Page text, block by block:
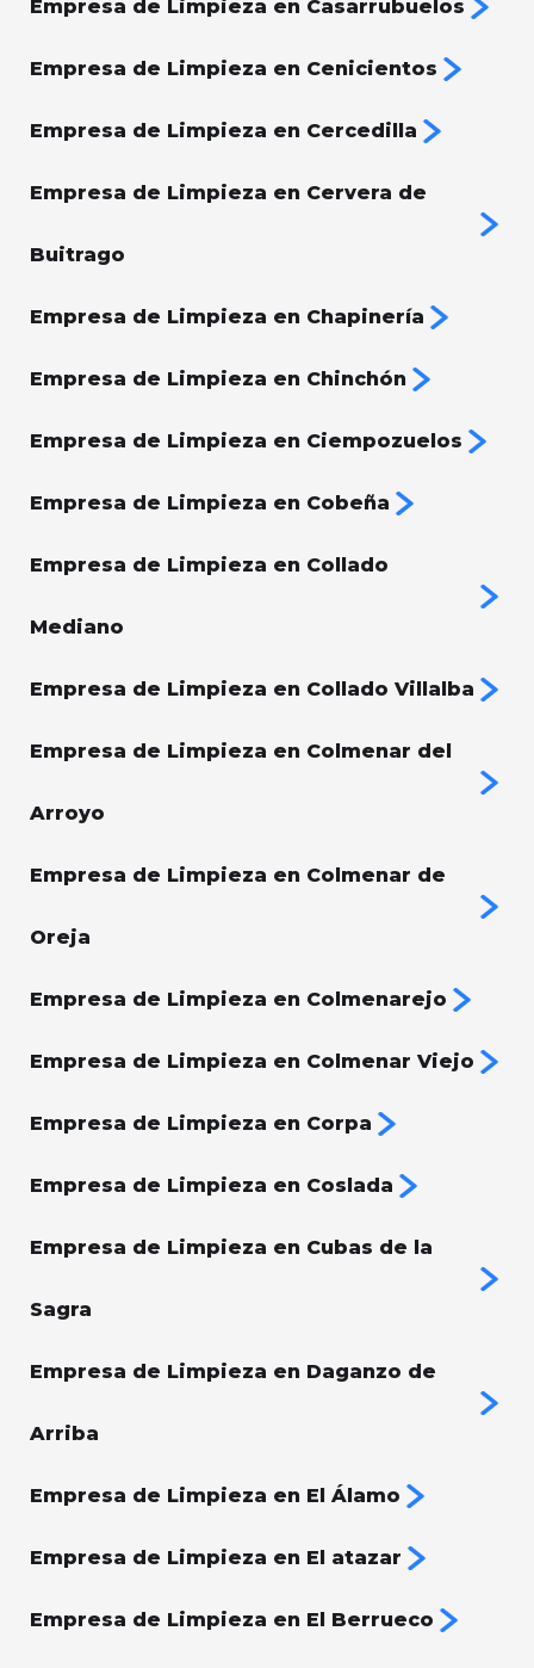
Empresa de Limpieza en Casarrubuelos
Empresa de Limpieza en Cenicientos
Empresa de Limpieza en Cercedilla
Empresa de Limpieza en Cervera de
Buitrago
Empresa de Limpieza en Chapinería
Empresa de Limpieza en Chinchón
Empresa de Limpieza en Ciempozuelos
Empresa de Limpieza en Cobeña
Empresa de Limpieza en Collado
Mediano
Empresa de Limpieza en Collado Villalba
Empresa de Limpieza en Colmenar del
Arroyo
Empresa de Limpieza en Colmenar de
Oreja
Empresa de Limpieza en Colmenarejo
Empresa de Limpieza en Colmenar Viejo
Empresa de Limpieza en Corpa
Empresa de Limpieza en Coslada
Empresa de Limpieza en Cubas de la
Sagra
Empresa de Limpieza en Daganzo de
Arriba
Empresa de Limpieza en El Álamo
Empresa de Limpieza en El atazar
Empresa de Limpieza en El Berrueco